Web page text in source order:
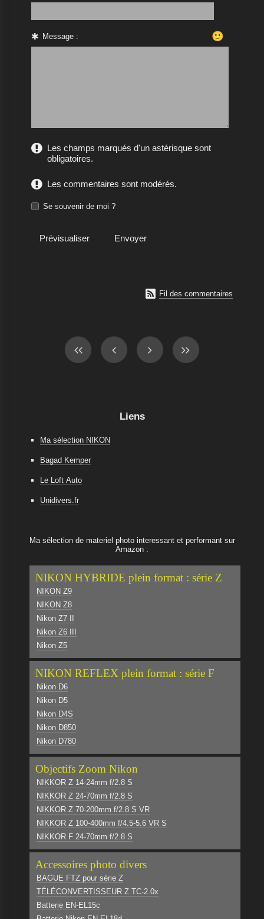
Message : 🙂
Les champs marqués d'un astérisque sont
obligatoires.
Les commentaires sont modérés.
Se souvenir de moi ?
 Fil des commentaires
Liens
Ma sélection NIKON
Bagad Kemper
Le Loft Auto
Unidivers.fr
Ma sélection de materiel photo interessant et performant sur
Amazon :
NIKON HYBRIDE plein format : série Z
NIKON Z9
NIKON Z8
Nikon Z7 II
Nikon Z6 III
Nikon Z5
NIKON REFLEX plein format : série F
Nikon D6
Nikon D5
Nikon D4S
Nikon D850
Nikon D780
Objectifs Zoom Nikon
NIKKOR Z 14-24mm f/2.8 S
NIKKOR Z 24-70mm f/2.8 S
NIKKOR Z 70-200mm f/2.8 S VR
NIKKOR Z 100-400mm f/4.5-5.6 VR S
NIKKOR F 24-70mm f/2.8 S
Accessoires photo divers
BAGUE FTZ pour série Z
TÉLÉCONVERTISSEUR Z TC-2.0x
Batterie EN-EL15c